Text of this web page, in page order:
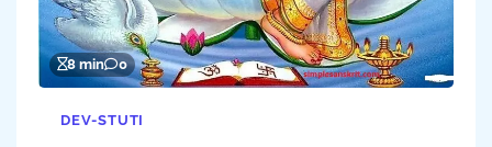
8 min 0
DEV-STUTI